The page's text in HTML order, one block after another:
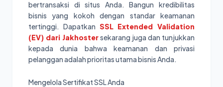
bertransaksi di situs Anda. Bangun kredibilitas
bisnis yang kokoh dengan standar keamanan
tertinggi. Dapatkan SSL Extended Validation
(EV) dari Jakhostersekarang juga dan tunjukkan
kepada dunia bahwa keamanan dan privasi
pelanggan adalah prioritas utama bisnis Anda.
Mengelola Sertifikat SSL Anda